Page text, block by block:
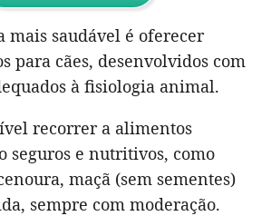
mais saudável é oferecer
para cães, desenvolvidos com
à fisiologia animal.
recorrer a alimentos
seguros e nutritivos, como
maçã (sem sementes)
sempre com moderação.